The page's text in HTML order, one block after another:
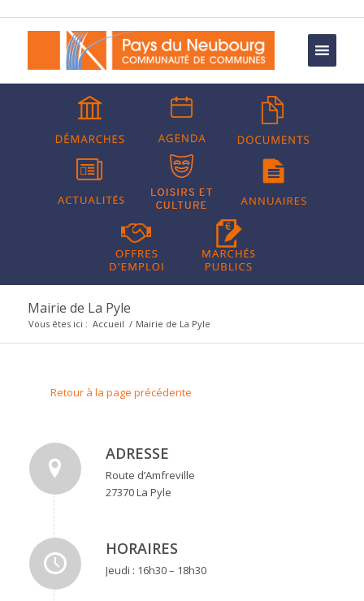
Mairie de La Pyle
Vous êtes ici : Accueil / Mairie de La Pyle
Retour à la page précédente
ADRESSE
Route d’Amfreville
27370 La Pyle
HORAIRES
Jeudi : 16h30 – 18h30